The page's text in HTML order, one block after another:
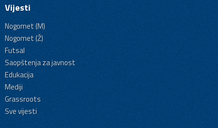
Vijesti
Nogomet (M)
Nogomet (Ž)
Futsal
Saopštenja za javnost
Edukacija
Mediji
Grassroots
Sve vijesti